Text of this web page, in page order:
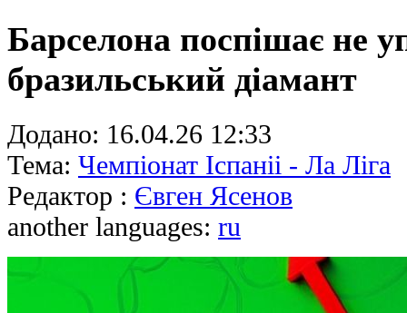
Барселона поспішає не
бразильський діамант
Додано: 16.04.26 12:33
Тема: Чемпіонат Іспаніі - Ла Ліга
Редактор : Євген Ясенов
another languages: ru